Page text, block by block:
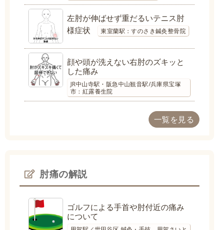
左肘が伸ばせず重だるいテニス肘
様症状
東室蘭駅：すのさき鍼灸整骨院
顔や頭が洗えない右肘のズキッと
した痛み
JR中山寺駅・阪急中山観音駅/兵庫県宝塚
市：紅露養生院
一覧を見る
肘痛の解説
ゴルフによる手首や肘付近の痛み
について